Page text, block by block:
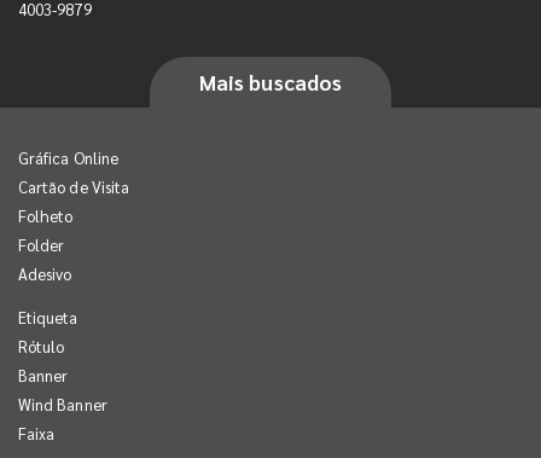
4003-9879
Mais buscados
Gráfica Online
Cartão de Visita
Folheto
Folder
Adesivo
Etiqueta
Rótulo
Banner
Wind Banner
Faixa